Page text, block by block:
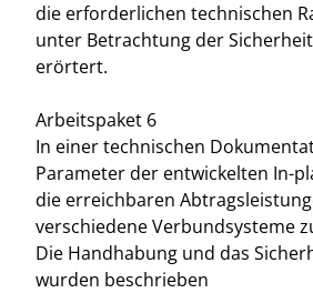
die erforderlichen technischen
unter Betrachtung der
erörtert.
Arbeitspaket 6
In einer technischen
Parameter der entwickelten In-
die erreichbaren
verschiedene Verbundsysteme
Die Handhabung und das
wurden beschrieben